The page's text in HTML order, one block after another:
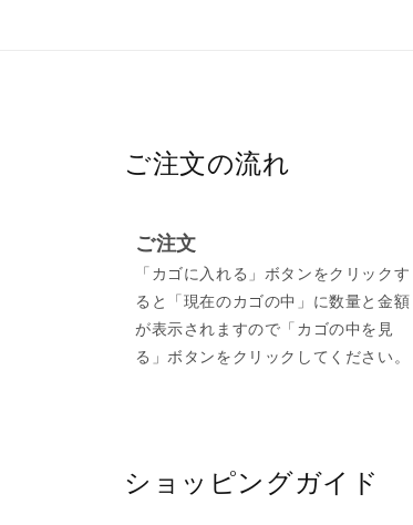
ご注文の流れ
ご注文
「カゴに入れる」ボタンをクリックす
ると「現在のカゴの中」に数量と金額
が表示されますので「カゴの中を見
る」ボタンをクリックしてください。
ショッピングガイド